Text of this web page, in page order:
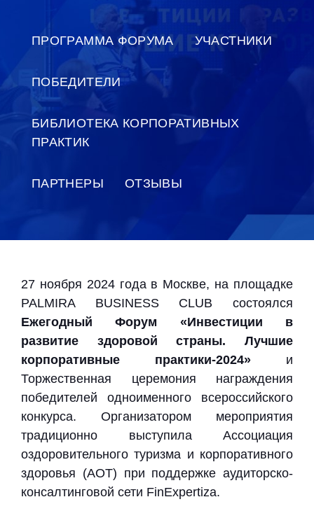
ПРОГРАММА ФОРУМА УЧАСТНИКИ
ПОБЕДИТЕЛИ
БИБЛИОТЕКА КОРПОРАТИВНЫХ
ПРАКТИК
ПАРТНЕРЫ ОТЗЫВЫ
27 ноября 2024 года в Москве, на площадке
PALMIRA BUSINESS CLUB состоялся
Ежегодный Форум «Инвестиции в
развитие здоровой страны. Лучшие
корпоративные практики-2024» и
Торжественная церемония награждения
победителей одноименного всероссийского
конкурса. Организатором мероприятия
традиционно выступила Ассоциация
оздоровительного туризма и корпоративного
здоровья (АОТ) при поддержке аудиторско-
консалтинговой сети FinExpertiza.